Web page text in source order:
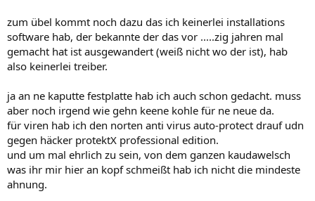
zum übel kommt noch dazu das ich keinerlei installations
software hab, der bekannte der das vor .....zig jahren mal
gemacht hat ist ausgewandert (weiß nicht wo der ist), hab
also keinerlei treiber.
ja an ne kaputte festplatte hab ich auch schon gedacht. muss
aber noch irgend wie gehn keene kohle für ne neue da.
für viren hab ich den norten anti virus auto-protect drauf udn
gegen häcker protektX professional edition.
und um mal ehrlich zu sein, von dem ganzen kaudawelsch
was ihr mir hier an kopf schmeißt hab ich nicht die mindeste
ahnung.